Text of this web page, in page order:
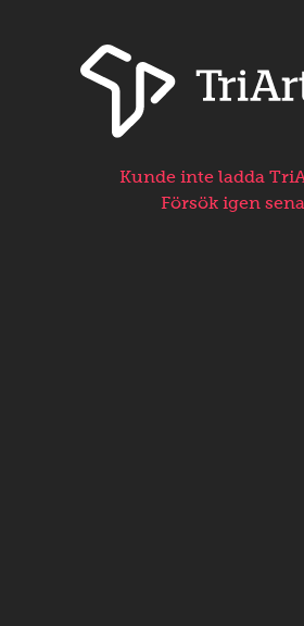
Kunde inte ladda
Försök igen